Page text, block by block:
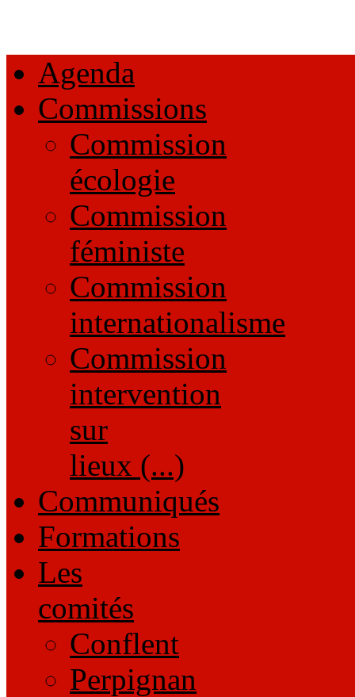
Agenda
Commissions
Commission
écologie
Commission
féministe
Commission
internationalisme
Commission
intervention
sur
lieux (...)
Communiqués
Formations
Les
comités
Conflent
Perpignan